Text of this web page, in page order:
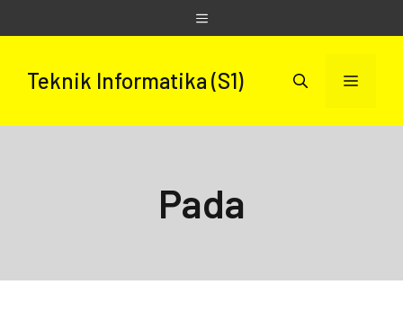
to
Menu
Teknik Informatika (S1) Menu
Pada